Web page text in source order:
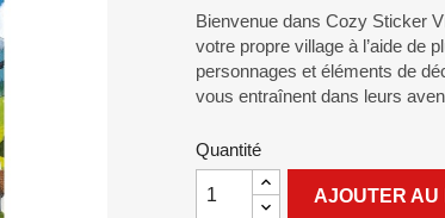
Bienvenue dans Cozy Sticker
votre propre village à l’aide de
personnages et éléments de
vous entraînent dans leurs
Quantité
AJOUTER AU